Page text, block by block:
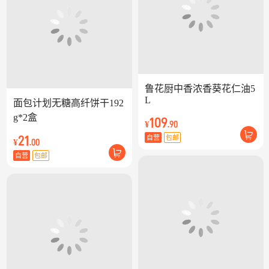
面包计划无糖高纤饼干192
g*2盒
¥21 .00
自营 包邮
鲁花厨中香浓香葵花仁油5
L
¥109.90
自营 包邮